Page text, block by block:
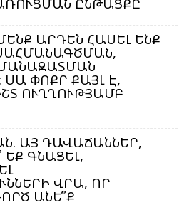
ԸՆԹԱՑՔԸ
ԱՐԴԵՆ ՀԱՍԵԼ ԵՆՔ
ՓՈՔՐ ՔԱՅԼ Է,
ՈՒՂՂՈՒԹՅԱՄԲ
ԱՅ ԴԱՎԱՃԱՆՆԵՐ,
ԵՔ ԳՆԱՑԵԼ,
ՎՐԱ, ՈՐ
ԱՆԵ՞Ք